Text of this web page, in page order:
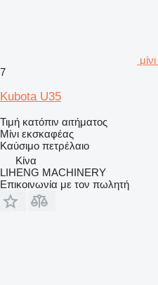
7
Kubota U35
Τιμή κατόπιν αιτήματος
Μίνι εκσκαφέας
Καύσιμο πετρέλαιο
Κίνα
LIHENG MACHINERY
Επικοινωνία με τον πωλητή